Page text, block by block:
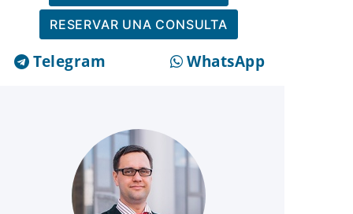
RESERVAR UNA CONSULTA
Telegram WhatsApp